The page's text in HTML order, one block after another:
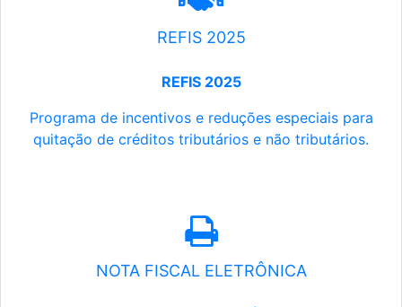
REFIS 2025
REFIS 2025
Programa de incentivos e reduções especiais para
quitação de créditos tributários e não tributários.
NOTA FISCAL ELETRÔNICA